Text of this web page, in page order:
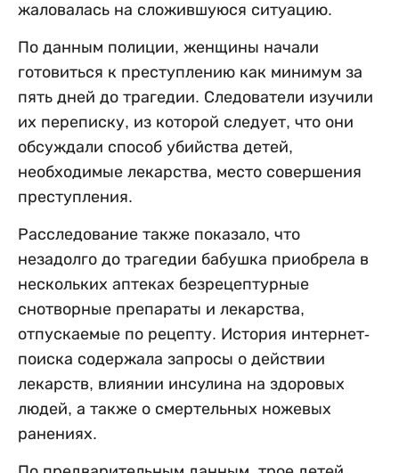
жаловалась на сложившуюся ситуацию.
По данным полиции, женщины начали
готовиться к преступлению как минимум за
пять дней до трагедии. Следователи изучили
их переписку, из которой следует, что они
обсуждали способ убийства детей,
необходимые лекарства, место совершения
преступления.
Расследование также показало, что
незадолго до трагедии бабушка приобрела в
нескольких аптеках безрецептурные
снотворные препараты и лекарства,
отпускаемые по рецепту. История интернет-
поиска содержала запросы о действии
лекарств, влиянии инсулина на здоровых
людей, а также о смертельных ножевых
ранениях.